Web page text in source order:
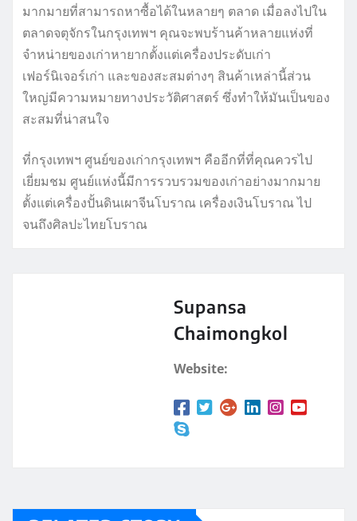
มากมายที่สามารถหาซื้อได้ในหลายๆ ตลาด เมื่อลงไปใน
ตลาดจตุจักรในกรุงเทพฯ คุณจะพบร้านค้าหลายแห่งที่
จำหน่ายของเก่าหายากตั้งแต่เครื่องประดับเก่า
เฟอร์นิเจอร์เก่า และของสะสมต่างๆ สินค้าเหล่านี้ส่วน
ใหญ่มีความหมายทางประวัติศาสตร์ ซึ่งทำให้มันเป็นของ
สะสมที่น่าสนใจ
ที่กรุงเทพฯ ศูนย์ของเก่ากรุงเทพฯ คืออีกที่ที่คุณควรไป
เยี่ยมชม ศูนย์แห่งนี้มีการรวบรวมของเก่าอย่างมากมาย
ตั้งแต่เครื่องปั้นดินเผาจีนโบราณ เครื่องเงินโบราณ ไป
จนถึงศิลปะไทยโบราณ
Supansa
Chaimongkol
Website: